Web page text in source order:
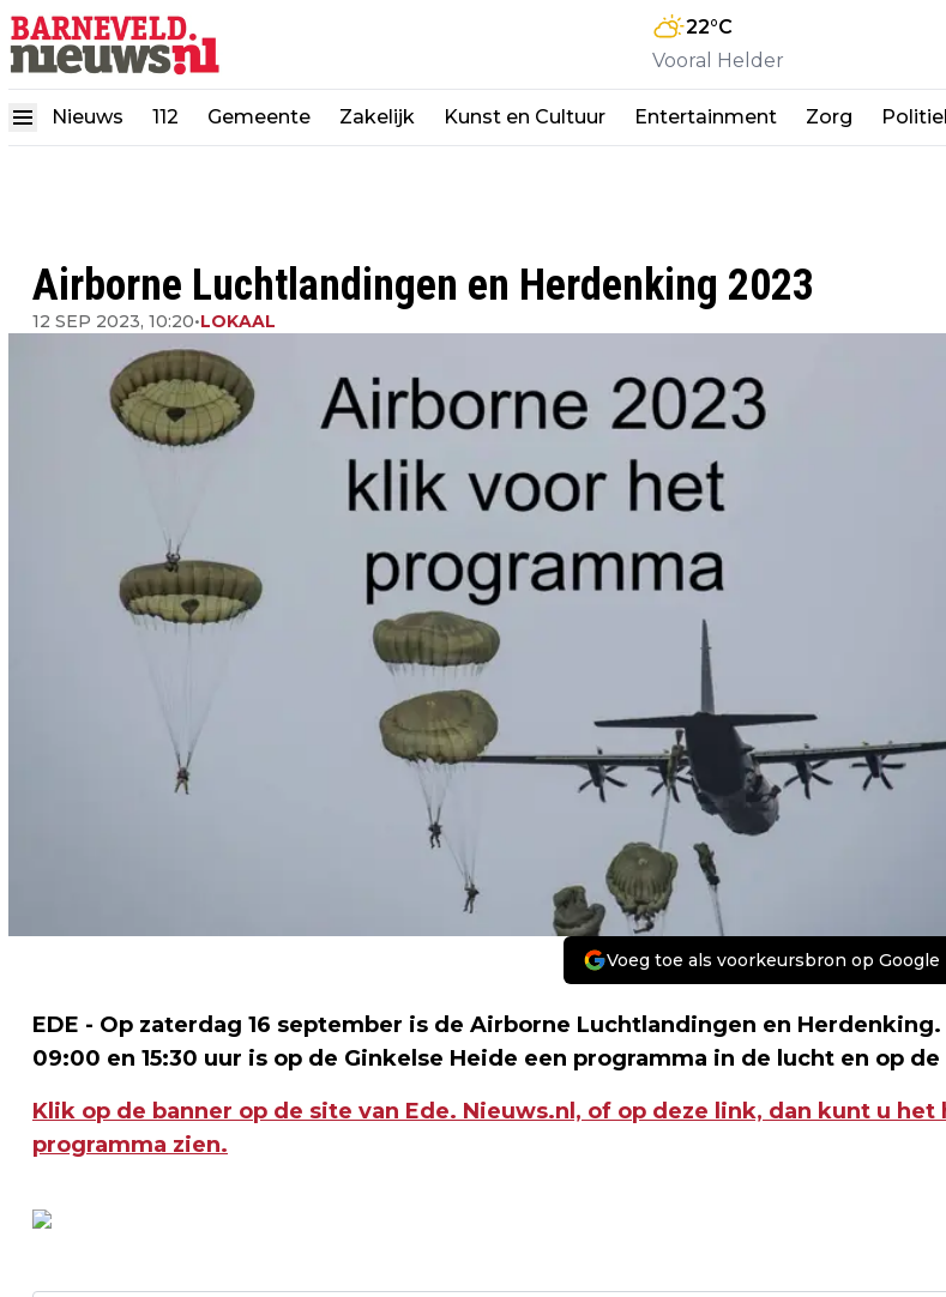
22°C
Vooral Helder
Nieuws 112 Gemeente Zakelijk Kunst en Cultuur Entertainment Zorg
Airborne Luchtlandingen en Herdenking 2023
12 SEP 2023, 10:20•LOKAAL
Voeg toe als voorkeursbron op Google
EDE - Op zaterdag 16 september is de Airborne Luchtlandingen en Herdenking.
09:00 en 15:30 uur is op de Ginkelse Heide een programma in de lucht en op
Klik op de banner op de site van Ede. Nieuws.nl, of op deze link, dan kunt u het
programma zien.